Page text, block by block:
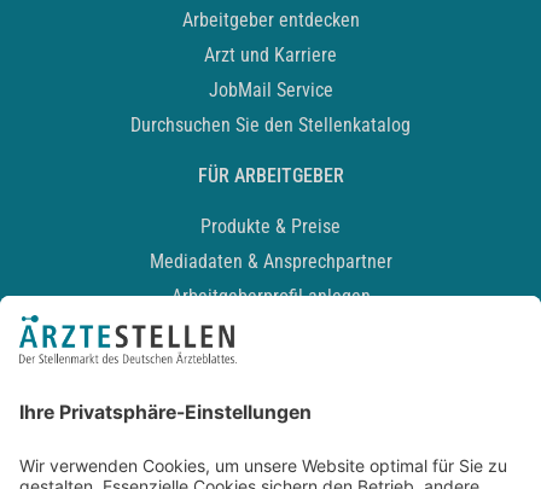
Arbeitgeber entdecken
Arzt und Karriere
JobMail Service
Durchsuchen Sie den Stellenkatalog
FÜR ARBEITGEBER
Produkte & Preise
Mediadaten & Ansprechpartner
Arbeitgeberprofil anlegen
Recruiting-Podcast
Kontakt